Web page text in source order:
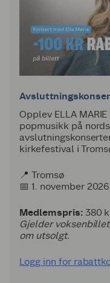
Opplev ELLA
popmusikk på
kirkefestival i
📍 Tromsø
📅 1. november
Medlemspris: 380
Gjelder
om utsolgt.
Logg inn for